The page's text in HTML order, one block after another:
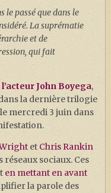
le passé que dans le
La suprématie
et de
qui fait
John Boyega,
la dernière trilogie
mercredi 3 juin dans
et Chris Rankin
sociaux. Ces
en mettant en avant
la parole des